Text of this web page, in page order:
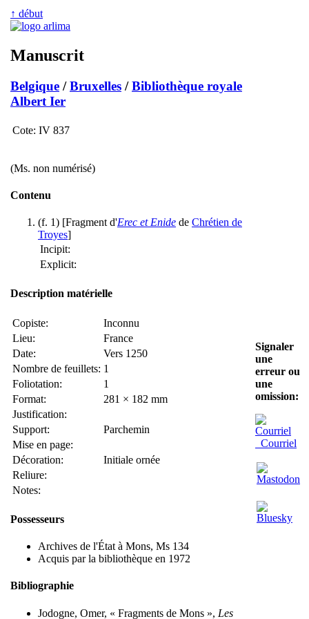
↑ début
Manuscrit
Belgique /Bruxelles /Bibliothèque royale
Albert Ier
Cote: IV 837
(Ms. non numérisé)
Contenu
(f. 1) [Fragment d'Erec et Enide de Chrétien de
Troyes]
Incipit:
Explicit:
Description matérielle
Copiste:
Inconnu
Lieu:
France
Date:
Vers 1250
Nombre de feuillets: 1
Foliotation:
1
Format:
281 × 182 mm
Justification:
Support:
Parchemin
Mise en page:
Décoration:
Initiale ornée
Reliure:
Notes:
Possesseurs
Archives de l'État à Mons, Ms 134
Acquis par la bibliothèque en 1972
Bibliographie
Jodogne, Omer, « Fragments de Mons », Les
Signaler
une
erreur ou
une
omission:
Courriel